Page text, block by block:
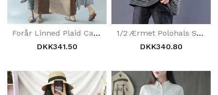
Forår Linned Plaid Casual Løs Lang Skjorte Kjole Til Kvinder
DKK341.50
1/2 Ærmet Polohals Sort Og Hvid Stribet T-Shirt
DKK340.80